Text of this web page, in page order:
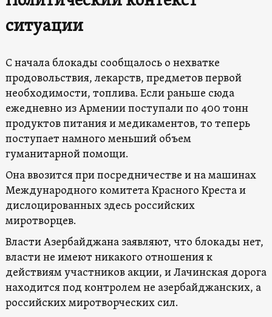
ситуации
С начала блокады сообщалось о нехватке
продовольствия, лекарств, предметов первой
необходимости, топлива. Если раньше сюда
ежедневно из Армении поступали по 400 тонн
продуктов питания и медикаментов, то теперь
поступает намного меньший объем
гуманитарной помощи.
Она ввозится при посредничестве и на машинах
Международного комитета Красного Креста и
дислоцированных здесь российских
миротворцев.
Власти Азербайджана заявляют, что блокады нет,
власти не имеют никакого отношения к
действиям участников акции, и Лачинская дорога
находится под контролем не азербайджанских, а
российских миротворческих сил.